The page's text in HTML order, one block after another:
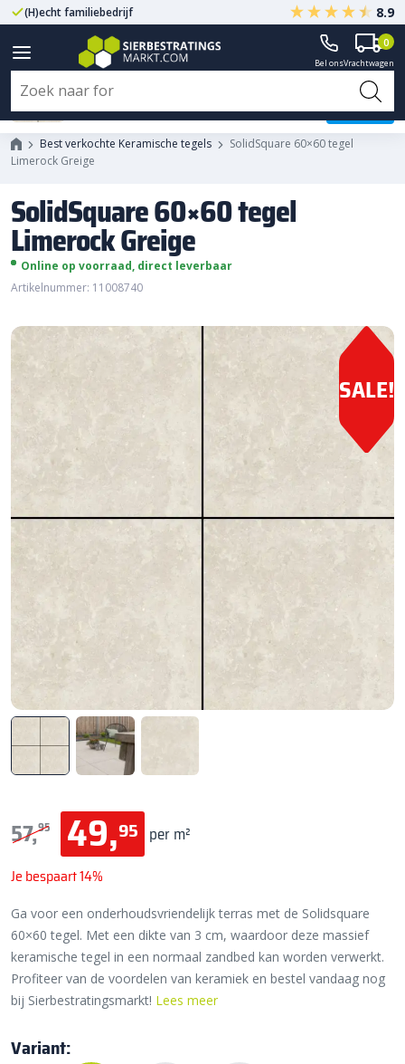
(H)echt familiebedrijf Gegarandeerd A-kwaliteit
8.9
Bel onsVrachtwagen
0
Best verkochte Keramische tegels
SolidSquare 60×60 tegel
Limerock Greige
SolidSquare 60×60 tegel
Limerock Greige
Online op voorraad, direct leverbaar
Artikelnummer: 11008740
SALE!
57,95 49,95 per m²
Je bespaart 14%
Ga voor een onderhoudsvriendelijk terras met de Solidsquare
60×60 tegel. Met een dikte van 3 cm, waardoor deze massief
keramische tegel in een normaal zandbed kan worden verwerkt.
Profiteer van de voordelen van keramiek en bestel vandaag nog
bij Sierbestratingsmarkt! Lees meer
Variant:
SolidSquare 60x60 tegel
Limerock Greige